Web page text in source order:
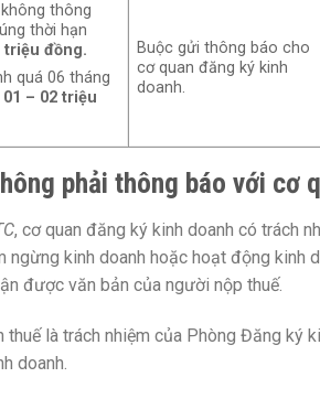
thông
thời hạn
triệu đồng.
quá 06 tháng
01 – 02 triệu
Buộc gửi thông báo cho
cơ quan đăng ký kinh
doanh.
phải thông báo với cơ
, cơ quan đăng ký kinh doanh có trách
kinh doanh hoặc hoạt động kinh
được văn bản của người nộp thuế.
là trách nhiệm của Phòng Đăng ký
doanh.